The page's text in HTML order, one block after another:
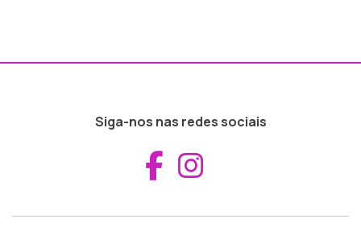
Siga-nos nas redes sociais
Aceder ao